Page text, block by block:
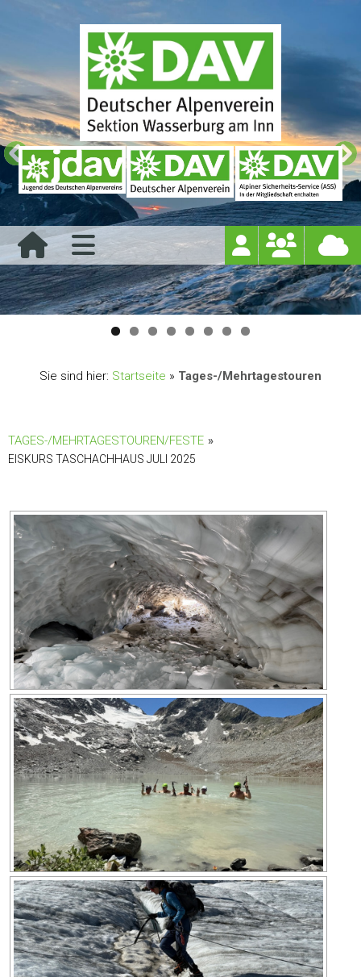
Sie sind hier: Startseite » Tages-/Mehrtagestouren
TAGES-/MEHRTAGESTOUREN/FESTE »
EISKURS TASCHACHHAUS JULI 2025